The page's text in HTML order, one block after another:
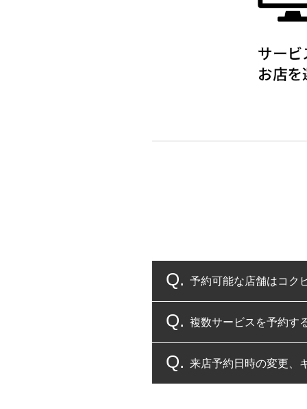
予約可能な店舗はコク
コクピット・タイヤ館
複数サービスを予約す
複数サービスのご予約
来店予約日時の変更、